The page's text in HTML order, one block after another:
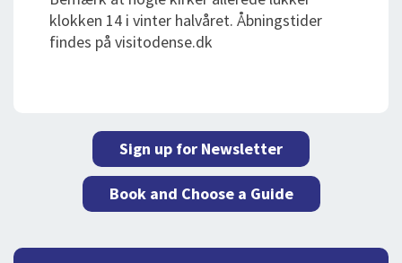
klokken 14 i vinter halvåret. Åbningstider
findes på visitodense.dk
Sign up for Newsletter
Book and Choose a Guide